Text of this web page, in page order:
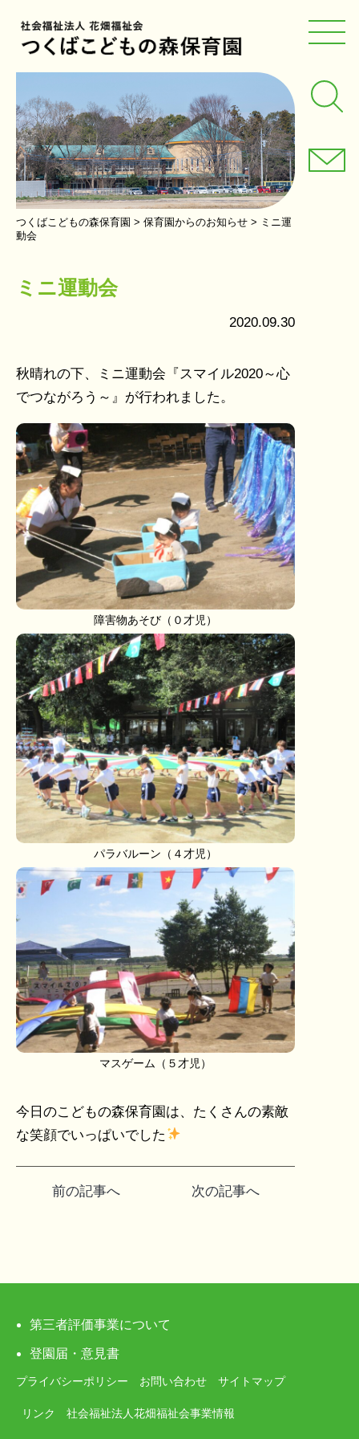
つくばこどもの森保育園 > 保育園からのお知らせ > ミニ運
動会
ミニ運動会
2020.09.30
秋晴れの下、ミニ運動会『スマイル2020～心
でつながろう～』が行われました。
障害物あそび（０才児）
パラバルーン（４才児）
マスゲーム（５才児）
今日のこどもの森保育園は、たくさんの素敵
な笑顔でいっぱいでした
ビ
ゲ
ー
シ
ョ
前の記事へ 次の記事へ
第三者評価事業について
登園届・意見書
プライバシーポリシー お問い合わせ サイトマップ
リンク 社会福祉法人花畑福祉会事業情報